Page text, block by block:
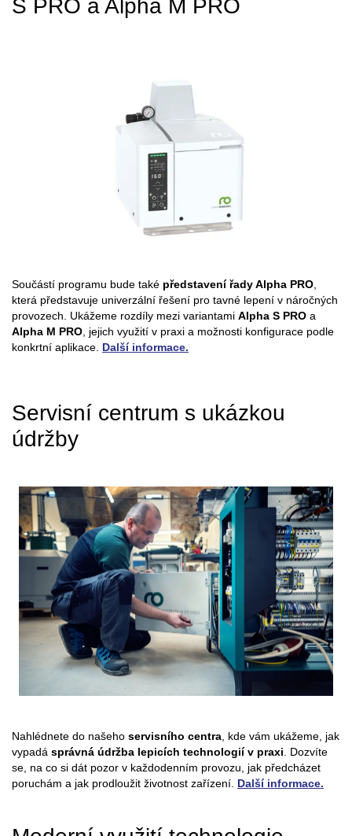
S PRO a Alpha M PRO
Součástí programu bude také představení řady Alpha PRO
která představuje univerzální řešení pro tavné lepení v náročných
provozech. Ukážeme rozdíly mezi variantami Alpha S PRO a
Alpha M PRO , jejich využití v praxi a možnosti konfigurace podle
konkrtní aplikace. Další informace.
Servisní centrum s ukázkou
údržby
Nahlédnete do našeho servisního centra, kde vám ukážeme, jak
vypadá správná údržba lepicích technologií v praxi. Dozvíte
se, na co si dát pozor v každodenním provozu, jak předcházet
poruchám a jak prodloužit životnost zařízení. Další informace.